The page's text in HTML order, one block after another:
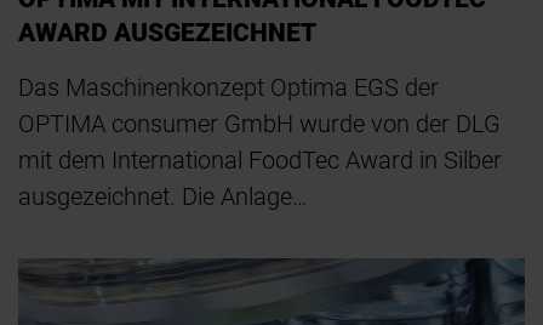
AWARD AUSGEZEICHNET
Das Maschinenkonzept Optima EGS der
OPTIMA consumer GmbH wurde von der DLG
mit dem International FoodTec Award in Silber
ausgezeichnet. Die Anlage…